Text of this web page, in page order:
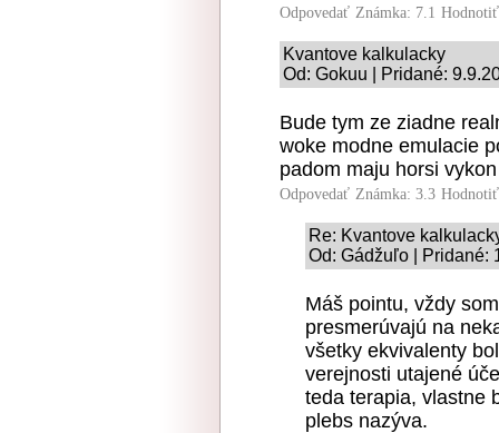
Odpovedať Známka: 7.1
Kvantove kalkulacky
Od: Gokuu | Pridané:
Bude tym ze ziadne
woke modne emulacie
padom maju horsi
Odpovedať Známka: 3.3
Re: Kvantove
Od: Gádžuľo | Pridané:
Máš pointu, vždy
presmerúvajú na
všetky ekvivalenty
verejnosti utajené
teda terapia, vlastne
plebs nazýva.